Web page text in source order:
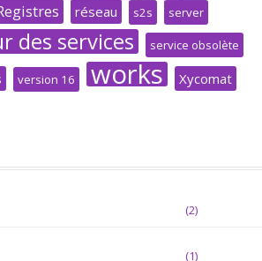
réseau s2s server
des services service obsolète
version 16 works Xycomat
(2)
(1)